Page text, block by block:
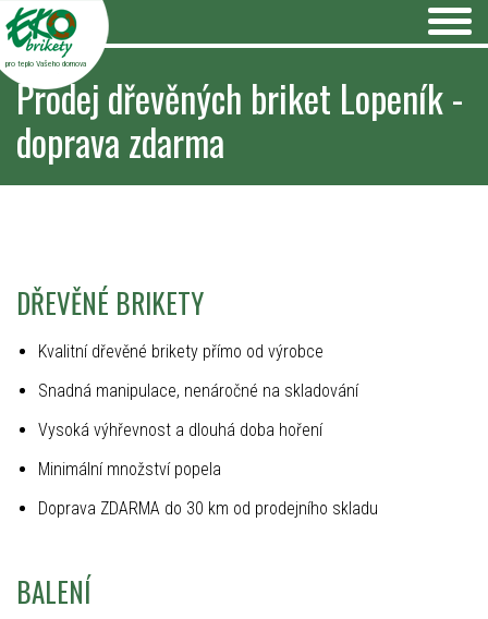
pro teplo Vašeho domova
Prodej dřevěných briket Lopeník -
doprava zdarma
DŘEVĚNÉ BRIKETY
Kvalitní dřevěné brikety přímo od výrobce
Snadná manipulace, nenáročné na skladování
Vysoká výhřevnost a dlouhá doba hoření
Minimální množství popela
Doprava ZDARMA do 30 km od prodejního skladu
BALENÍ